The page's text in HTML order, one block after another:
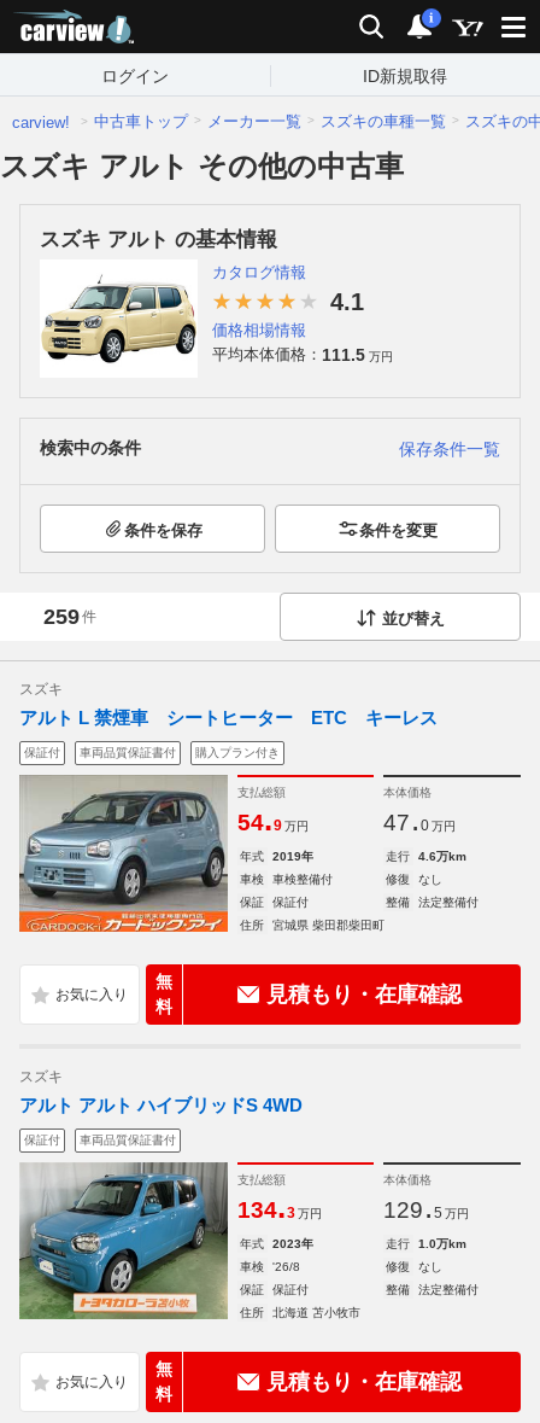
検索 通知
i
ログイン ID新規取得
carview! 中古車トップ メーカー一覧 スズキの車種一覧 スズキの
スズキ アルト その他の中古車
スズキ アルト の基本情報
カタログ情報
4.1
価格相場情報
平均本体価格： 111.5 万円
検索中の条件 保存条件一覧
条件を保存 条件を変更
259件 並び替え
スズキ
アルト L 禁煙車 シートヒーター ETC キーレス
保証付 車両品質保証書付 購入プラン付き
支払総額
54.9 万円
本体価格
47. 0 万円
年式 2019年 走行
4.6万km
車検
車検整備付 修復
なし
保証
保証付 整備
法定整備付
住所
宮城県 柴田郡柴田町
無
料
見積もり・在庫確認
スズキ
アルト アルト ハイブリッドS 4WD
保証付 車両品質保証書付
支払総額
134.3 万円
本体価格
129. 5 万円
年式 2023年 走行
1.0万km
車検
'26/8 修復
なし
保証
保証付 整備
法定整備付
住所
北海道 苫小牧市
無
料
見積もり・在庫確認